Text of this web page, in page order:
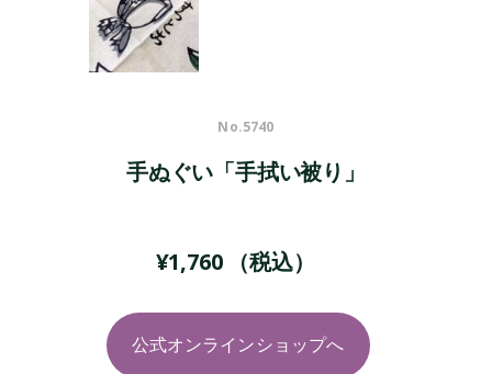
No.5740
手ぬぐい「手拭い被り」
¥1,760 （税込）
公式オンラインショップへ